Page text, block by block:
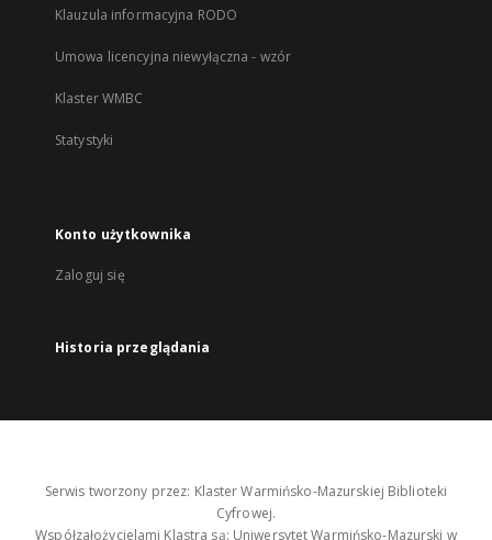
Klauzula informacyjna RODO
Umowa licencyjna niewyłączna - wzór
Klaster WMBC
Statystyki
Konto użytkownika
Zaloguj się
Historia przeglądania
Serwis tworzony przez: Klaster Warmińsko-Mazurskiej Biblioteki
Cyfrowej.
Współzałożycielami Klastra są: Uniwersytet Warmińsko-Mazurski w